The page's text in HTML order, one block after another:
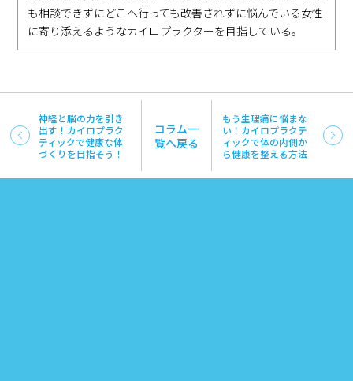
も相談できずにどこへ行っても改善されずに悩んでいる女性
に寄り添えるようなカイロプラクターを目指している。
神経と脳の力を引き
出す！カイロプラク
ティックで健康な体
づくりを目指そう！
コラム一
覧へ戻る
もう生理痛に悩まな
い！カイロプラクテ
ィックで体の内側か
ら健康を整える方法